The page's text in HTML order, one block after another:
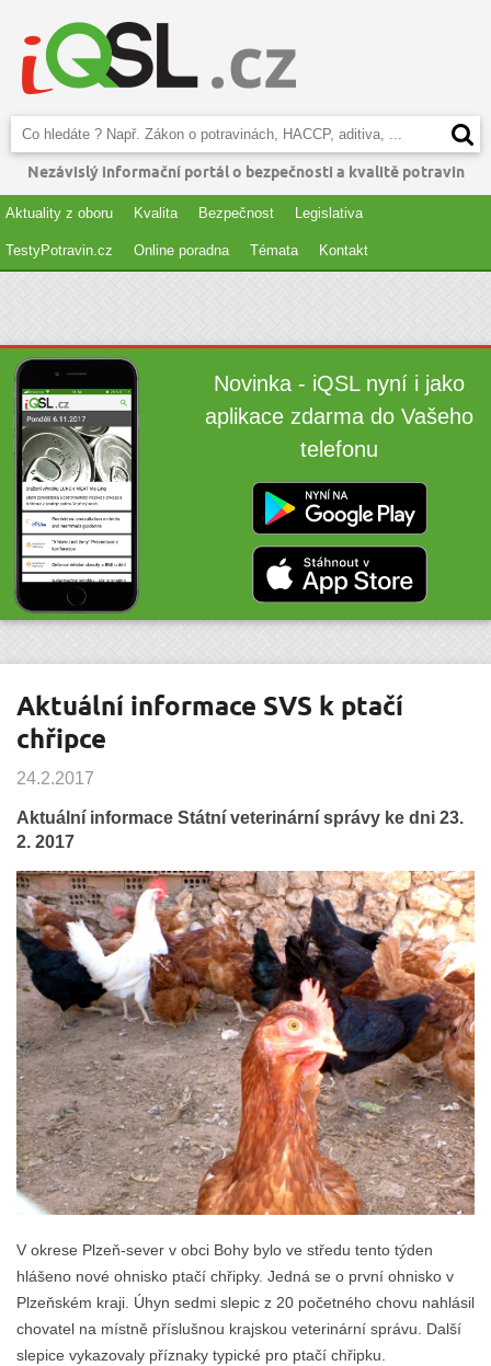
Nezávislý informační portál o bezpečnosti a kvalitě potravin
Aktuality z oboru Kvalita Bezpečnost Legislativa
TestyPotravin.cz Online poradna Témata Kontakt
Novinka - iQSL nyní i jako
aplikace zdarma do Vašeho
telefonu
Aktuální informace SVS k ptačí
chřipce
24.2.2017
Aktuální informace Státní veterinární správy ke dni 23.
2. 2017
V okrese Plzeň-sever v obci Bohy bylo ve středu tento týden
hlášeno nové ohnisko ptačí chřipky. Jedná se o první ohnisko v
Plzeňském kraji. Úhyn sedmi slepic z 20 početného chovu nahlásil
chovatel na místně příslušnou krajskou veterinární správu. Další
slepice vykazovaly příznaky typické pro ptačí chřipku.